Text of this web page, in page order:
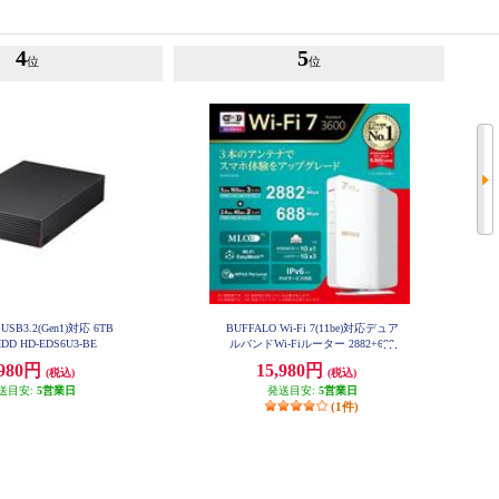
4位
対応 6TB
HD-EDS6U3-BE
円
(税込)
目安: 5営業日
5位
BUFFALO Wi-Fi 7(11be)対応デュア
ルバンドWi-Fiルーター 2882+688
H
15,980円
(税込)
発送目安: 5営業日
(1件)